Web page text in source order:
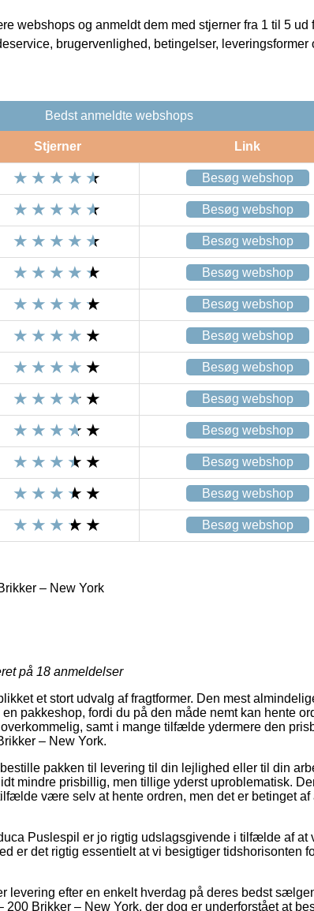
webshops og anmeldt dem med stjerner fra 1 til 5 ud
brugervenlighed, betingelser, leveringsformer
Bedst anmeldte webshops
Stjerner Link
Besøg webshop
Besøg webshop
Besøg webshop
Besøg webshop
Besøg webshop
Besøg webshop
Besøg webshop
Besøg webshop
Besøg webshop
Besøg webshop
Besøg webshop
Besøg webshop
– New York
på 18 anmeldelser
et stort udvalg af fragtformer. Den mest
pakkeshop, fordi du på den måde nemt kan hente
samt i mange tilfælde ydermere den
– New York.
pakken til levering til din lejlighed eller til din
mindre prisbillig, men tillige yderst uproblematisk.
være selv at hente ordren, men det er betinget
Puslespil er jo rigtig udslagsgivende i tilfælde af at
er det rigtig essentielt at vi besigtiger tidshorisonten
levering efter en enkelt hverdag på deres bedst
Brikker – New York, der dog er underforstået at